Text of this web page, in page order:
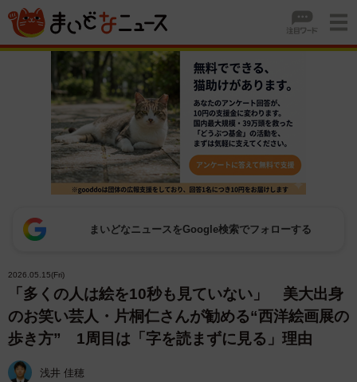
まいどなニュースをGoogle検索でフォローする
2026.05.15(Fri)
「多くの人は絵を10秒も見ていない」 美大出身
のお笑い芸人・片桐仁さんが勧める“西洋絵画展の
歩き方” 1周目は「字を読まずに見る」理由
浅井 佳穂